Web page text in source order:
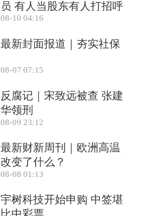
员 有人当股东有人打招呼
08-10 04:16
最新封面报道｜夯实社保
08-07 07:15
反腐记｜宋致远被查 张建
华领刑
08-09 23:12
最新财新周刊｜欧洲高温
改变了什么？
08-08 01:13
宇树科技开始申购 中签堪